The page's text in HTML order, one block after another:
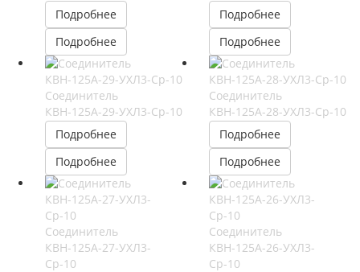
Подробнее
Подробнее
Подробнее
Подробнее
Соединитель
КВН-125А-29-УХЛ3-Ср-10
Подробнее
Подробнее
Соединитель
КВН-125А-28-УХЛ3-Ср-10
Подробнее
Подробнее
Соединитель
КВН-125А-27-УХЛ3-
Ср-10
Соединитель
КВН-125А-26-УХЛ3-
Ср-10